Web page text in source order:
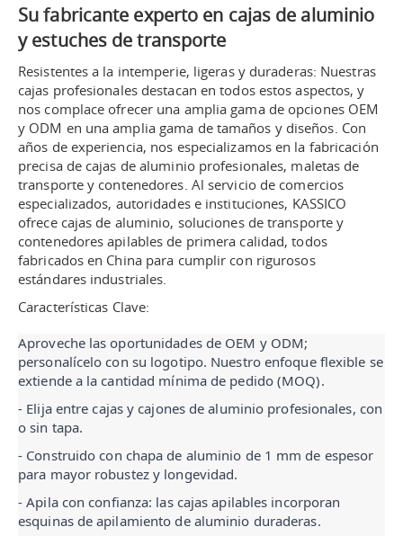
Su fabricante experto en cajas de aluminio
y estuches de transporte
Resistentes a la intemperie, ligeras y duraderas: Nuestras
cajas profesionales destacan en todos estos aspectos, y
nos complace ofrecer una amplia gama de opciones OEM
y ODM en una amplia gama de tamaños y diseños. Con
años de experiencia, nos especializamos en la fabricación
precisa de cajas de aluminio profesionales, maletas de
transporte y contenedores. Al servicio de comercios
especializados, autoridades e instituciones, KASSICO
ofrece cajas de aluminio, soluciones de transporte y
contenedores apilables de primera calidad, todos
fabricados en China para cumplir con rigurosos
estándares industriales.
Características Clave:
Aproveche las oportunidades de OEM y ODM;
personalícelo con su logotipo. Nuestro enfoque flexible se
extiende a la cantidad mínima de pedido (MOQ).
- Elija entre cajas y cajones de aluminio profesionales, con
o sin tapa.
- Construido con chapa de aluminio de 1 mm de espesor
para mayor robustez y longevidad.
- Apila con confianza: las cajas apilables incorporan
esquinas de apilamiento de aluminio duraderas.